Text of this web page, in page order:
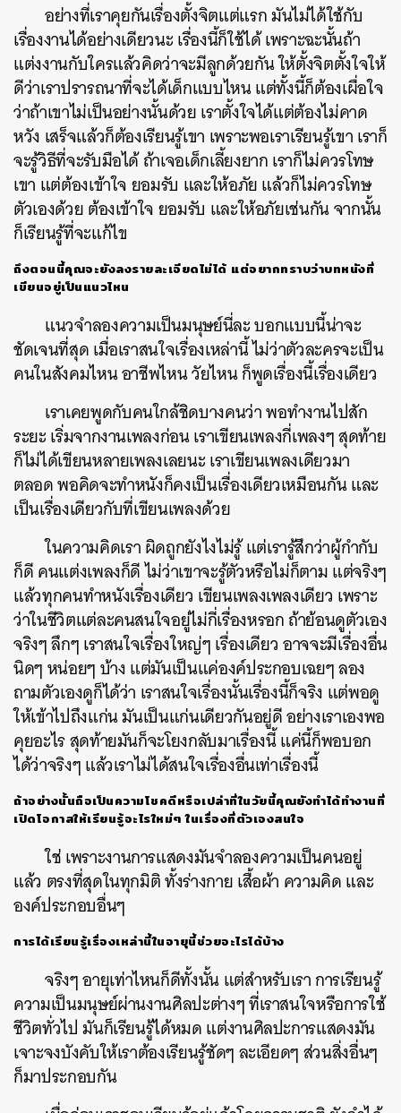
อย่างที่เราคุยกันเรื่องตั้งจิตแต่แรก มันไม่ได้ใช้กับ
เรื่องงานได้อย่างเดียวนะ เรื่องนี้ก็ใช้ได้ เพราะฉะนั้นถ้า
แต่งงานกับใครแล้วคิดว่าจะมีลูกด้วยกัน ให้ตั้งจิตตั้งใจให้
ดีว่าเราปรารถนาที่จะได้เด็กแบบไหน แต่ทั้งนี้ก็ต้องเผื่อใจ
ว่าถ้าเขาไม่เป็นอย่างนั้นด้วย เราตั้งใจได้แต่ต้องไม่คาด
หวัง เสร็จแล้วก็ต้องเรียนรู้เขา เพราะพอเราเรียนรู้เขา เราก็
จะรู้วิธีที่จะรับมือได้ ถ้าเจอเด็กเลี้ยงยาก เราก็ไม่ควรโทษ
เขา แต่ต้องเข้าใจ ยอมรับ และให้อภัย แล้วก็ไม่ควรโทษ
ตัวเองด้วย ต้องเข้าใจ ยอมรับ และให้อภัยเช่นกัน จากนั้น
ก็เรียนรู้ที่จะแก้ไข
ถึงตอนนี้คุณจะยังลงรายละเอียดไม่ได้ แต่อยากทราบว่าบทหนังที่
เขียนอยู่เป็นแนวไหน
แนวจำลองความเป็นมนุษย์นี่ละ บอกแบบนี้น่าจะ
ชัดเจนที่สุด เมื่อเราสนใจเรื่องเหล่านี้ ไม่ว่าตัวละครจะเป็น
คนในสังคมไหน อาชีพไหน วัยไหน ก็พูดเรื่องนี้เรื่องเดียว
เราเคยพูดกับคนใกล้ชิดบางคนว่า พอทำงานไปสัก
ระยะ เริ่มจากงานเพลงก่อน เราเขียนเพลงกี่เพลงๆ สุดท้าย
ก็ไม่ได้เขียนหลายเพลงเลยนะ เราเขียนเพลงเดียวมา
ตลอด พอคิดจะทำหนังก็คงเป็นเรื่องเดียวเหมือนกัน และ
เป็นเรื่องเดียวกับที่เขียนเพลงด้วย
ในความคิดเรา ผิดถูกยังไงไม่รู้ แต่เรารู้สึกว่าผู้กำกับ
ก็ดี คนแต่งเพลงก็ดี ไม่ว่าเขาจะรู้ตัวหรือไม่ก็ตาม แต่จริงๆ
แล้วทุกคนทำหนังเรื่องเดียว เขียนเพลงเพลงเดียว เพราะ
ว่าในชีวิตแต่ละคนสนใจอยู่ไม่กี่เรื่องหรอก ถ้าย้อนดูตัวเอง
จริงๆ ลึกๆ เราสนใจเรื่องใหญ่ๆ เรื่องเดียว อาจจะมีเรื่องอื่น
นิดๆ หน่อยๆ บ้าง แต่มันเป็นแค่องค์ประกอบเฉยๆ ลอง
ถามตัวเองดูก็ได้ว่า เราสนใจเรื่องนั้นเรื่องนี้ก็จริง แต่พอดู
ให้เข้าไปถึงแก่น มันเป็นแก่นเดียวกันอยู่ดี อย่างเราเองพอ
คุยอะไร สุดท้ายมันก็จะโยงกลับมาเรื่องนี้ แค่นี้ก็พอบอก
ได้ว่าจริงๆ แล้วเราไม่ได้สนใจเรื่องอื่นเท่าเรื่องนี้
ถ้าอย่างนั้นถือเป็นความโชคดีหรือเปล่าที่ในวัยนี้คุณยังทำได้ทำงานที่
เปิดโอกาสให้เรียนรู้อะไรใหม่ๆ ในเรื่องที่ตัวเองสนใจ
ใช่ เพราะงานการแสดงมันจำลองความเป็นคนอยู่
แล้ว ตรงที่สุดในทุกมิติ ทั้งร่างกาย เสื้อผ้า ความคิด และ
องค์ประกอบอื่นๆ
การได้เรียนรู้เรื่องเหล่านี้ในอายุนี้ช่วยอะไรได้บ้าง
จริงๆ อายุเท่าไหนก็ดีทั้งนั้น แต่สำหรับเรา การเรียนรู้
ความเป็นมนุษย์ผ่านงานศิลปะต่างๆ ที่เราสนใจหรือการใช้
ชีวิตทั่วไป มันก็เรียนรู้ได้หมด แต่งานศิลปะการแสดงมัน
เจาะจงบังคับให้เราต้องเรียนรู้ชัดๆ ละเอียดๆ ส่วนสิ่งอื่นๆ
ก็มาประกอบกัน